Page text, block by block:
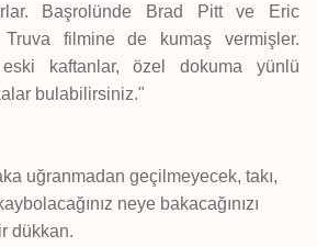
Başrolünde Brad Pitt ve Eric
Truva filmine de kumaş vermişler.
kaftanlar, özel dokuma yünlü
bulabilirsiniz."
uğranmadan geçilmeyecek, takı,
neye bakacağınızı
dükkan.